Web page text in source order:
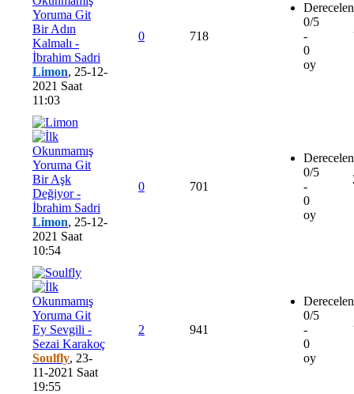
Bir Adın
Kalmalı -
İbrahim Sadri
Limon, 25-12-
2021 Saat
11:03
0 718
0/5
-
0
oy
Bir Aşk
Değiyor -
İbrahim Sadri
Limon, 25-12-
2021 Saat
10:54
0 701
0/5
-
0
oy
Ey Sevgili -
Sezai Karakoç
Soulfly, 23-
11-2021 Saat
19:55
2 941
0/5
-
0
oy